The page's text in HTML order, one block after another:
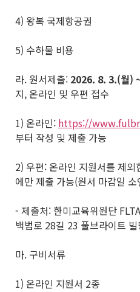
4) 왕복 국제항공권
5) 수하물 비용
라. 원서제출: 2026. 8. 3.(월)
지, 온라인 및 우편 접수
1) 온라인: https://
부터 작성 및 제출 가능
2) 우편: 온라인 지원서를 제
에만 제출 가능(원서 마감일
- 제출처: 한미교육위원단
백범로 28길 23 풀브라이트
마. 구비서류
1) 온라인 지원서 2종